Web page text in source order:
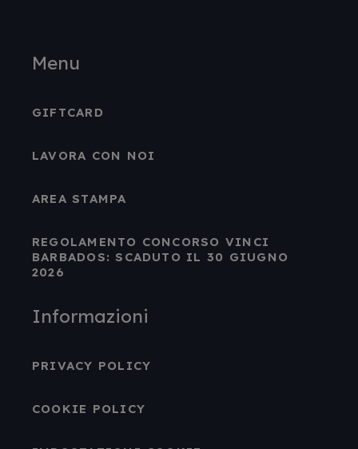
Menu
GIFTCARD
LAVORA CON NOI
AREA STAMPA
REGOLAMENTO CONCORSO VINCI
BARBADOS: SCADUTO IL 30 GIUGNO
2026
Informazioni
PRIVACY POLICY
COOKIE POLICY